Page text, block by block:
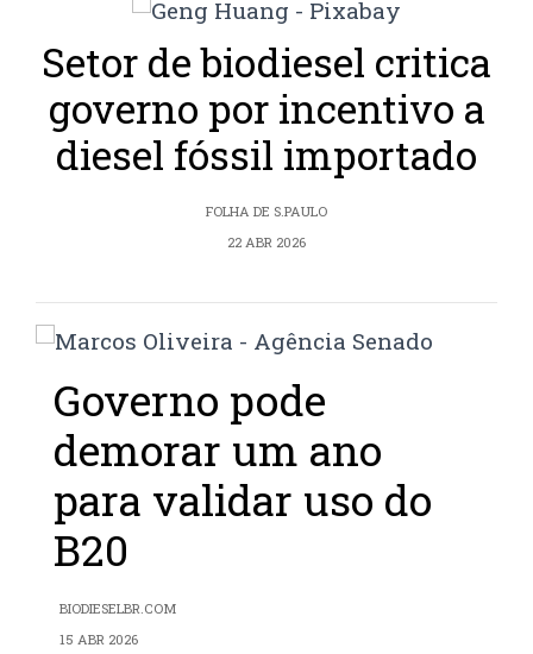
Setor de biodiesel critica
governo por incentivo a
diesel fóssil importado
FOLHA DE S.PAULO
22 ABR 2026
Governo pode
demorar um ano
para validar uso do
B20
BIODIESELBR.COM
15 ABR 2026